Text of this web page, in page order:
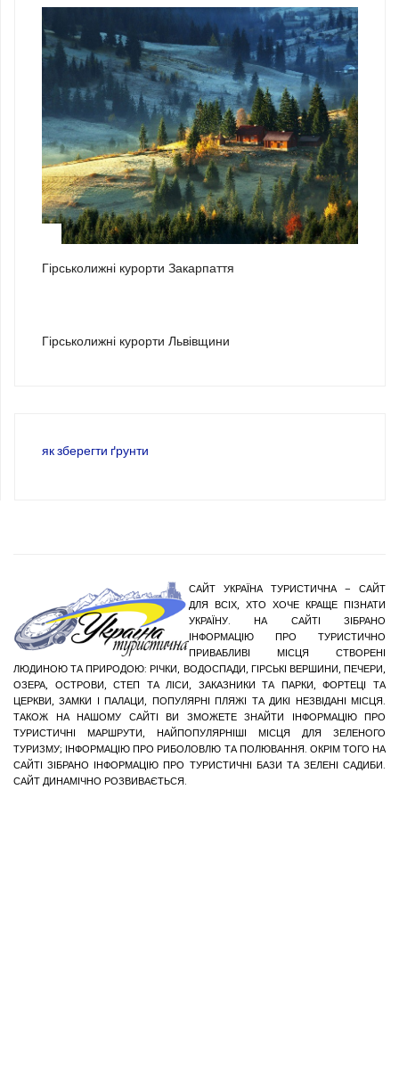
Гірськолижні курорти Закарпаття
Гірськолижні курорти Львівщини
як зберегти ґрунти
САЙТ УКРАЇНА ТУРИСТИЧНА – САЙТ
ДЛЯ ВСІХ, ХТО ХОЧЕ КРАЩЕ ПІЗНАТИ
УКРАЇНУ. НА САЙТІ ЗІБРАНО
ІНФОРМАЦІЮ ПРО ТУРИСТИЧНО
ПРИВАБЛИВІ МІСЦЯ СТВОРЕНІ
ЛЮДИНОЮ ТА ПРИРОДОЮ: РІЧКИ, ВОДОСПАДИ, ГІРСЬКІ ВЕРШИНИ, ПЕЧЕРИ,
ОЗЕРА, ОСТРОВИ, СТЕП ТА ЛІСИ, ЗАКАЗНИКИ ТА ПАРКИ, ФОРТЕЦІ ТА
ЦЕРКВИ, ЗАМКИ І ПАЛАЦИ, ПОПУЛЯРНІ ПЛЯЖІ ТА ДИКІ НЕЗВІДАНІ МІСЦЯ.
ТАКОЖ НА НАШОМУ САЙТІ ВИ ЗМОЖЕТЕ ЗНАЙТИ ІНФОРМАЦІЮ ПРО
ТУРИСТИЧНІ МАРШРУТИ, НАЙПОПУЛЯРНІШІ МІСЦЯ ДЛЯ ЗЕЛЕНОГО
ТУРИЗМУ; ІНФОРМАЦІЮ ПРО РИБОЛОВЛЮ ТА ПОЛЮВАННЯ. ОКРІМ ТОГО НА
САЙТІ ЗІБРАНО ІНФОРМАЦІЮ ПРО ТУРИСТИЧНІ БАЗИ ТА ЗЕЛЕНІ САДИБИ.
САЙТ ДИНАМІЧНО РОЗВИВАЄТЬСЯ.